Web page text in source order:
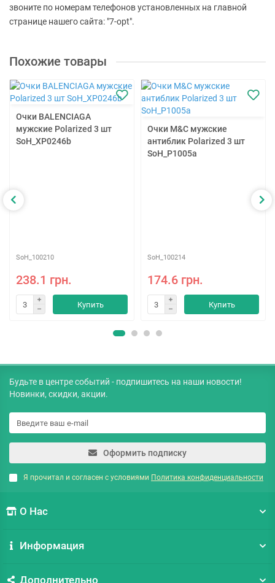
звоните по номерам телефонов установленных на главной
странице нашего сайта: "7-opt".
Похожие товары
Очки BALENCIAGA
мужские Polarized 3 шт
SoH_XP0246b
SoH_100210
238.1 грн.
Купить
Очки M&C мужские
антиблик Polarized 3 шт
SoH_P1005a
SoH_100214
174.6 грн.
Купить
Будьте в центре событий - подпишитесь на наши новости!
Новинки, скидки, акции.
Оформить подписку
Я прочитал и согласен с условиями Политика конфиденциальности
О Нас
Информация
Дополнительно